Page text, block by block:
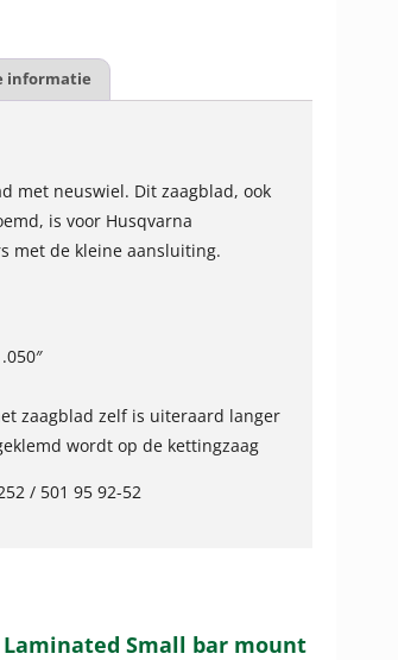
informatie
met neuswiel. Dit zaagblad, ook
is voor Husqvarna
met de kleine aansluiting.
zaagblad zelf is uiteraard langer
wordt op de kettingzaag
/ 501 95 92-52
Small bar mount